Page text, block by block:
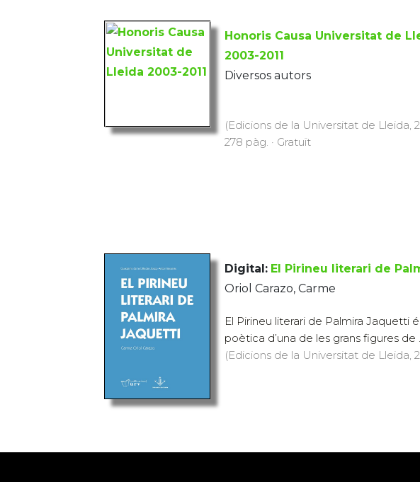
Honoris Causa Universitat de
2003-2011
Diversos autors
(Edicions de la Universitat de Lleida,
278 pàg. · Gratuït
Digital: El Pirineu literari de
Oriol Carazo, Carme
El Pirineu literari de Palmira Jaquetti
poètica d’una de les grans figures de
(Edicions de la Universitat de Lleida,